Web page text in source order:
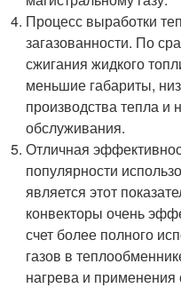
Процесс выработки
загазованности. По
сжигания жидкого
меньшие габариты,
производства тепла и
обслуживания.
Отличная
популярности
является этот
конвекторы очень
счет более полного
газов в
нагрева и